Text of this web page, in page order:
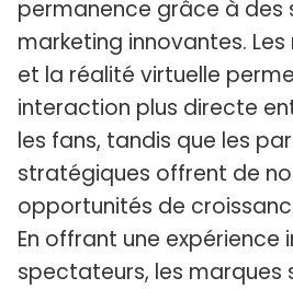
permanence grâce à des
marketing innovantes.
et la réalité virtuelle
interaction plus directe
les fans, tandis que les
stratégiques offrent de
opportunités de
En offrant une expérience
spectateurs, les marques